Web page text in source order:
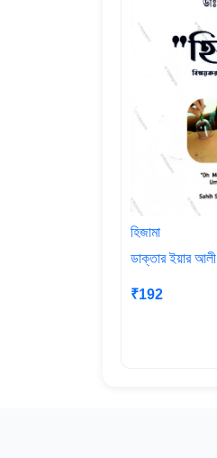
হিজামা
ডাক্তার ইয়ার আলী
₹192